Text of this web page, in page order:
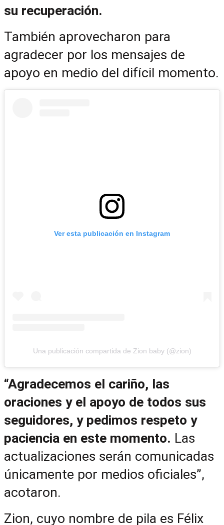
su recuperación.
También aprovecharon para
agradecer por los mensajes de
apoyo en medio del difícil momento.
Ver esta publicación en Instagram
Una publicación compartida de Zion baby (@zion)
“Agradecemos el cariño, las
oraciones y el apoyo de todos sus
seguidores, y pedimos respeto y
paciencia en este momento. Las
actualizaciones serán comunicadas
únicamente por medios oficiales”,
acotaron.
Zion, cuyo nombre de pila es Félix